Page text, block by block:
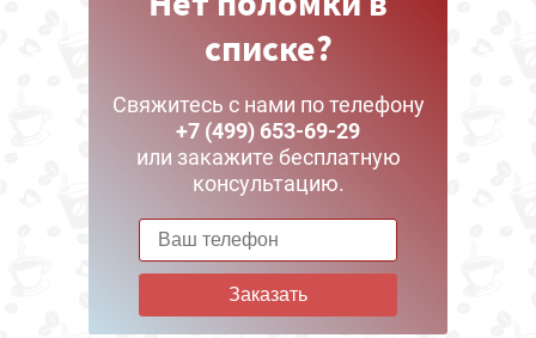
списке?
Свяжитесь с нами по телефону
+7 (499) 653-69-29
или закажите бесплатную
консультацию.
Заказать